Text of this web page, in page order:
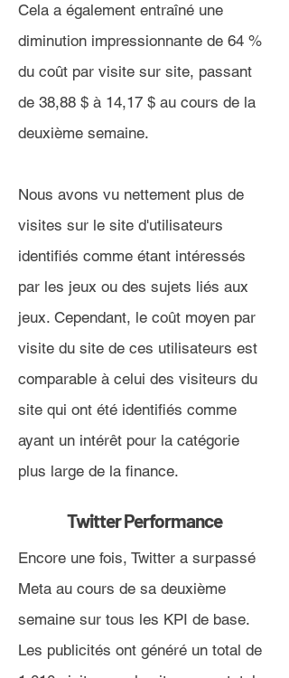
Cela a également entraîné une
diminution impressionnante de 64 %
du coût par visite sur site, passant
de 38,88 $ à 14,17 $ au cours de la
deuxième semaine.
Nous avons vu nettement plus de
visites sur le site d'utilisateurs
identifiés comme étant intéressés
par les jeux ou des sujets liés aux
jeux. Cependant, le coût moyen par
visite du site de ces utilisateurs est
comparable à celui des visiteurs du
site qui ont été identifiés comme
ayant un intérêt pour la catégorie
plus large de la finance.
Twitter Performance
Encore une fois, Twitter a surpassé
Meta au cours de sa deuxième
semaine sur tous les KPI de base.
Les publicités ont généré un total de